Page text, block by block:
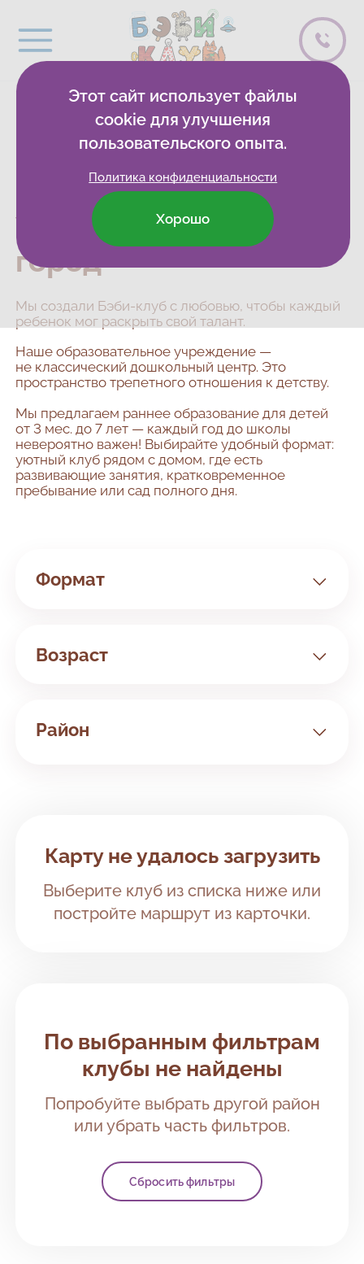
Детские
развивающие клубы
и центры в
Ульяновске, Новый
город
Мы создали Бэби-клуб с любовью, чтобы каждый
ребенок мог раскрыть свой талант.
Наше образовательное учреждение —
не классический дошкольный центр. Это
пространство трепетного отношения к детству.
Мы предлагаем раннее образование для детей
от 3 мес. до 7 лет — каждый год до школы
невероятно важен! Выбирайте удобный формат:
уютный клуб рядом с домом, где есть
развивающие занятия, кратковременное
пребывание или сад полного дня.
Формат
Билингвальный
Возраст
Район
По выбранным фильтрам
клубы не найдены
Попробуйте выбрать другой район
или убрать часть фильтров.
Сбросить фильтры
Карту не удалось загрузить
Выберите клуб из списка ниже или
постройте маршрут из карточки.
Этот сайт использует файлы
cookie для улучшения
пользовательского опыта.
Политика конфиденциальности
Хорошо